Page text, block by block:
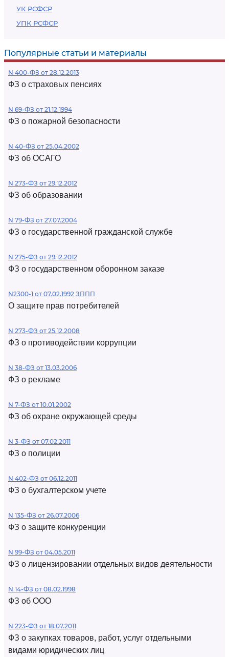
УК РСФСР
УПК РСФСР
Популярные статьи и материалы
N 400-ФЗ от 28.12.2013
ФЗ о страховых пенсиях
N 69-ФЗ от 21.12.1994
ФЗ о пожарной безопасности
N 40-ФЗ от 25.04.2002
ФЗ об ОСАГО
N 273-ФЗ от 29.12.2012
ФЗ об образовании
N 79-ФЗ от 27.07.2004
ФЗ о государственной гражданской службе
N 275-ФЗ от 29.12.2012
ФЗ о государственном оборонном заказе
N2300-1 от 07.02.1992 ЗППП
О защите прав потребителей
N 273-ФЗ от 25.12.2008
ФЗ о противодействии коррупции
N 38-ФЗ от 13.03.2006
ФЗ о рекламе
N 7-ФЗ от 10.01.2002
ФЗ об охране окружающей среды
N 3-ФЗ от 07.02.2011
ФЗ о полиции
N 402-ФЗ от 06.12.2011
ФЗ о бухгалтерском учете
N 135-ФЗ от 26.07.2006
ФЗ о защите конкуренции
N 99-ФЗ от 04.05.2011
ФЗ о лицензировании отдельных видов деятельности
N 14-ФЗ от 08.02.1998
ФЗ об ООО
N 223-ФЗ от 18.07.2011
ФЗ о закупках товаров, работ, услуг отдельными
видами юридических лиц